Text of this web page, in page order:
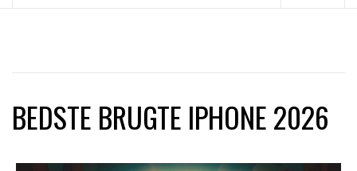
BEDSTE BRUGTE IPHONE 2026